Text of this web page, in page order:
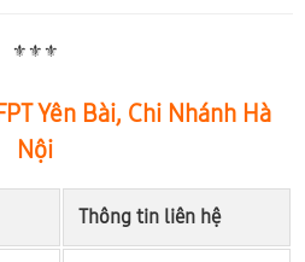
⚜️⚜️⚜️
Yên Bài, Chi Nhánh Hà
Nội
Thông tin liên hệ